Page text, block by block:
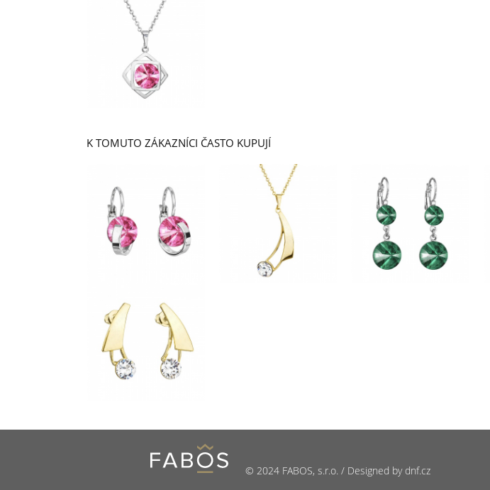
K TOMUTO ZÁKAZNÍCI ČASTO KUPUJÍ
© 2024 FABOS, s.r.o. / Designed by dnf.cz